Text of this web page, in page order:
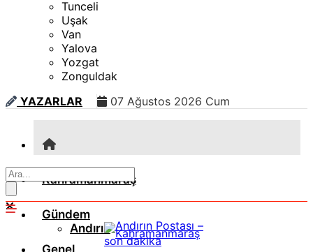
Tunceli
Uşak
Van
Yalova
Yozgat
Zonguldak
YAZARLAR
07 Ağustos 2026 Cum
Kahramanmaraş
Andırın
Gündem
Genel